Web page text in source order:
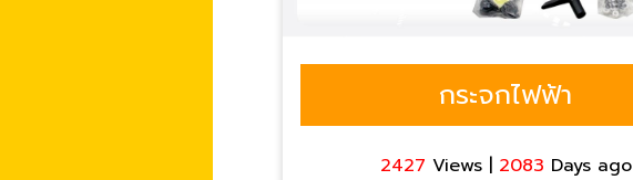
กระจกไฟฟ้า
2427 Views | 2083 Days ago